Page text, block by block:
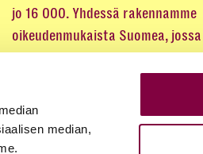
median,
jo 16 000. Yhdessä rakennamme
oikeudenmukaista Suomea, jossa